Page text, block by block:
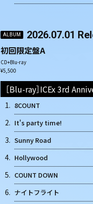
ALBUM
2026.07.01
初回限定盤A
CD+Blu-ray
¥5,500
［Blu-ray］ICEx 3rd
1. 8COUNT
2. It's party time!
3. Sunny Road
4. Hollywood
5. COUNT DOWN
6. ナイトフライト